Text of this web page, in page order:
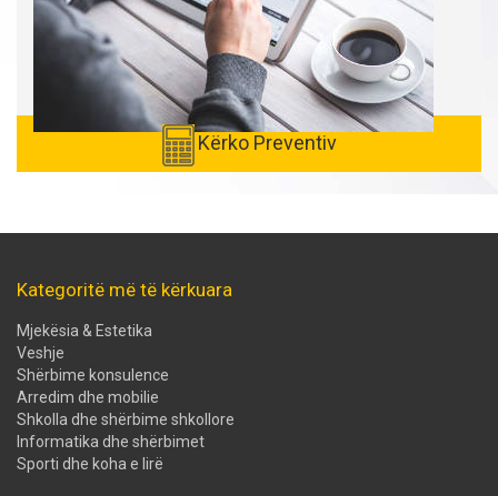
Kërko Preventiv
Kategoritë më të kërkuara
Mjekësia & Estetika
Veshje
Shërbime konsulence
Arredim dhe mobilie
Shkolla dhe shërbime shkollore
Informatika dhe shërbimet
Sporti dhe koha e lirë